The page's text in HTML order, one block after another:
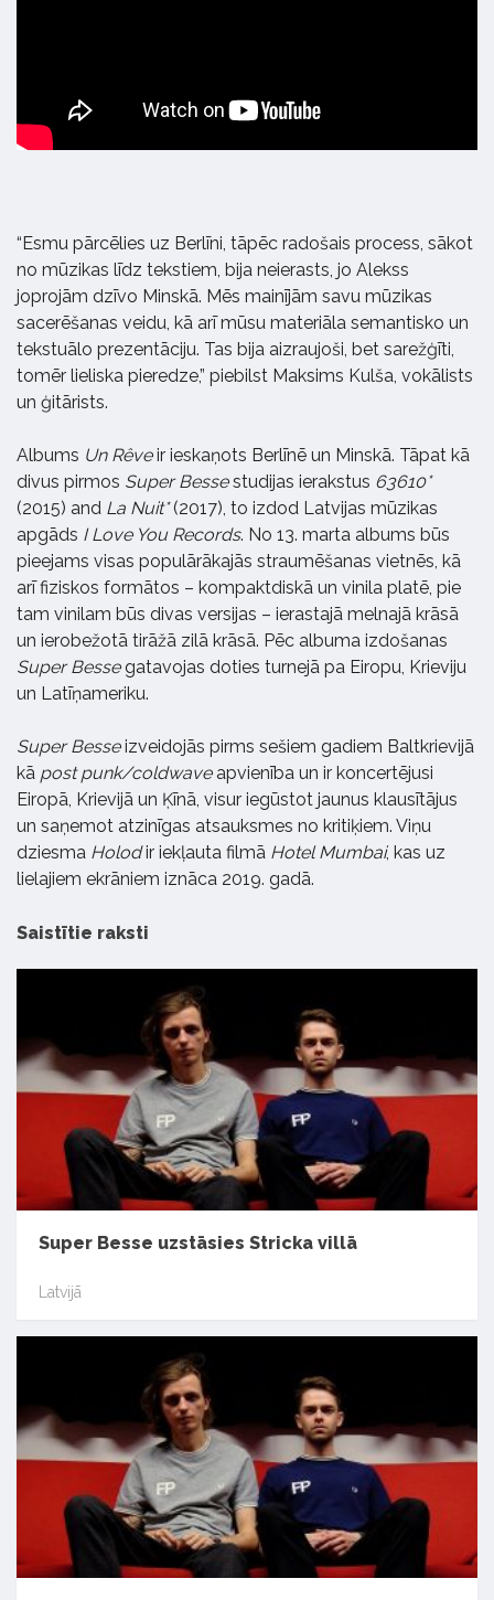
“Esmu pārcēlies uz Berlīni, tāpēc radošais process, sākot
no mūzikas līdz tekstiem, bija neierasts, jo Alekss
joprojām dzīvo Minskā. Mēs mainījām savu mūzikas
sacerēšanas veidu, kā arī mūsu materiāla semantisko un
tekstuālo prezentāciju. Tas bija aizraujoši, bet sarežģīti,
tomēr lieliska pieredze,” piebilst Maksims Kulša, vokālists
un ģitārists.
Albums Un Rêveir ieskaņots Berlīnē un Minskā. Tāpat kā
divus pirmos Super Bessestudijas ierakstus 63610*
(2015) and La Nuit*(2017), to izdod Latvijas mūzikas
apgāds I Love You Records. No 13. marta albums būs
pieejams visas populārākajās straumēšanas vietnēs, kā
arī fiziskos formātos – kompaktdiskā un vinila platē, pie
tam vinilam būs divas versijas – ierastajā melnajā krāsā
un ierobežotā tirāžā zilā krāsā. Pēc albuma izdošanas
Super Bessegatavojas doties turnejā pa Eiropu, Krieviju
un Latīņameriku.
Super Besseizveidojās pirms sešiem gadiem Baltkrievijā
kā post punk/coldwaveapvienība un ir koncertējusi
Eiropā, Krievijā un Ķīnā, visur iegūstot jaunus klausītājus
un saņemot atzinīgas atsauksmes no kritiķiem. Viņu
dziesma Holodir iekļauta filmā Hotel Mumbai, kas uz
lielajiem ekrāniem iznāca 2019. gadā.
Saistītie raksti
Super Besse uzstāsies Stricka villā
Latvijā